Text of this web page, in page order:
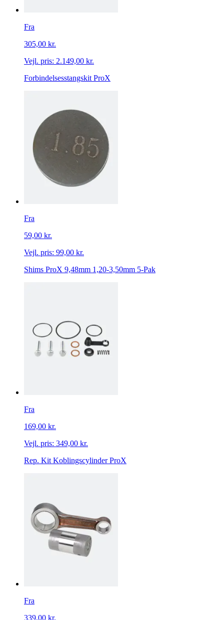
Fra
305,00 kr.
Vejl. pris: 2.149,00 kr.
Forbindelsesstangskit ProX
Fra
59,00 kr.
Vejl. pris: 99,00 kr.
Shims ProX 9,48mm 1,20-3,50mm 5-Pak
Fra
169,00 kr.
Vejl. pris: 349,00 kr.
Rep. Kit Koblingscylinder ProX
Fra
339,00 kr.